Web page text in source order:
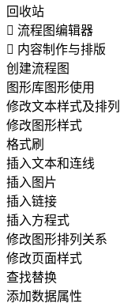
回收站
 流程图编辑器
 内容制作与排版
创建流程图
图形库图形使用
修改文本样式及排列
修改图形样式
格式刷
插入文本和连线
插入图片
插入链接
插入方程式
修改图形排列关系
修改页面样式
查找替换
添加数据属性